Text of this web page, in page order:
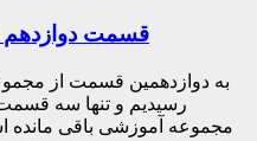
فیلم آموزش HTML & CSS قسمت دوازدهم
به دوازدهمین قسمت از
مجموعه آموزشی باقی